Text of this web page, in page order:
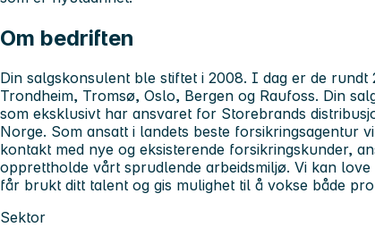
Om bedriften
Din salgskonsulent ble stiftet i 2008. I dag er de
Trondheim, Tromsø, Oslo, Bergen og Raufoss. Din
som eksklusivt har ansvaret for Storebrands
Norge. Som ansatt i landets beste forsikringsagentur
kontakt med nye og eksisterende forsikringskunder,
opprettholde vårt sprudlende arbeidsmiljø. Vi kan
får brukt ditt talent og gis mulighet til å vokse både
Sektor